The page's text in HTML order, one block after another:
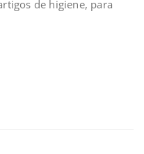
de higiene, para